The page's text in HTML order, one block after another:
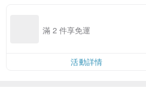
滿 2 件享免運
活動詳情